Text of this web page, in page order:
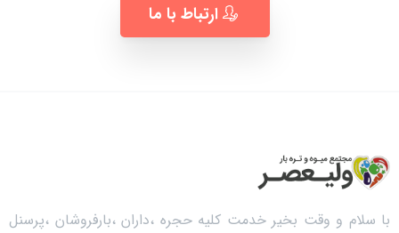
ارتباط با ما
با سلام و وقت بخیر خدمت کلیه حجره ،داران ،بارفروشان ،پرسنل